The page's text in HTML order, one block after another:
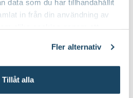
data som du har tillhandahållit
in från din användning av
Fler alternativ
Tillåt alla